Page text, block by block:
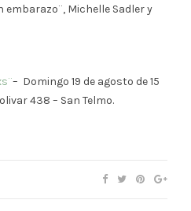
Michelle Sadler y
– Domingo 19 de agosto de 15
438 – San Telmo.